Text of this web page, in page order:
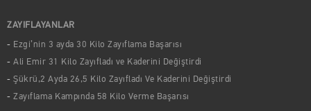
ZAYIFLAYANLAR
Ezgi’nin 3 ayda 30 Kilo Zayıflama Başarısı
Ali Emir 31 Kilo Zayıfladı ve Kaderini Değiştirdi
Şükrü,2 Ayda 26,5 Kilo Zayıfladı Ve Kaderini Değiştirdi
Zayıflama Kampında 58 Kilo Verme Başarısı